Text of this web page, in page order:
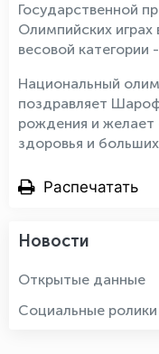
Государственной
Олимпийских
весовой категории
Национальный
поздравляет
рождения и желает
здоровья и
Распечатать
Новости
Открытые данные
Социальные ролики